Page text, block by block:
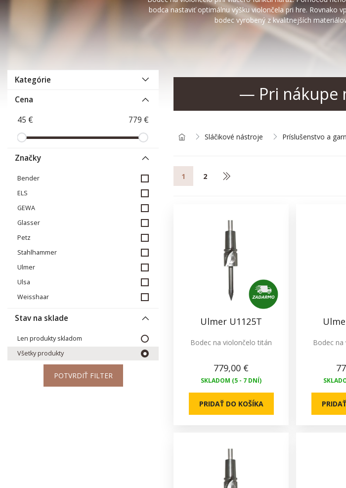
bodca nastaviť optimálnu výšku violončela pri hre. Rovnako
bodec vyrobený z kvalitnejších
Kategórie
Cena
Značky
Bender
ELS
GEWA
Glasser
Petz
Stahlhammer
Ulmer
Ulsa
Weisshaar
Stav na sklade
Len produkty skladom
Všetky produkty
POTVRDIŤ FILTER
— Pri nákupe
Sláčikové nástroje Príslušenstvo a
1 2
Ulmer U1125T
Bodec na violončelo titán
779,00 €
SKLADOM (5 - 7 DNÍ)
PRIDAŤ DO KOŠÍKA
Bodec